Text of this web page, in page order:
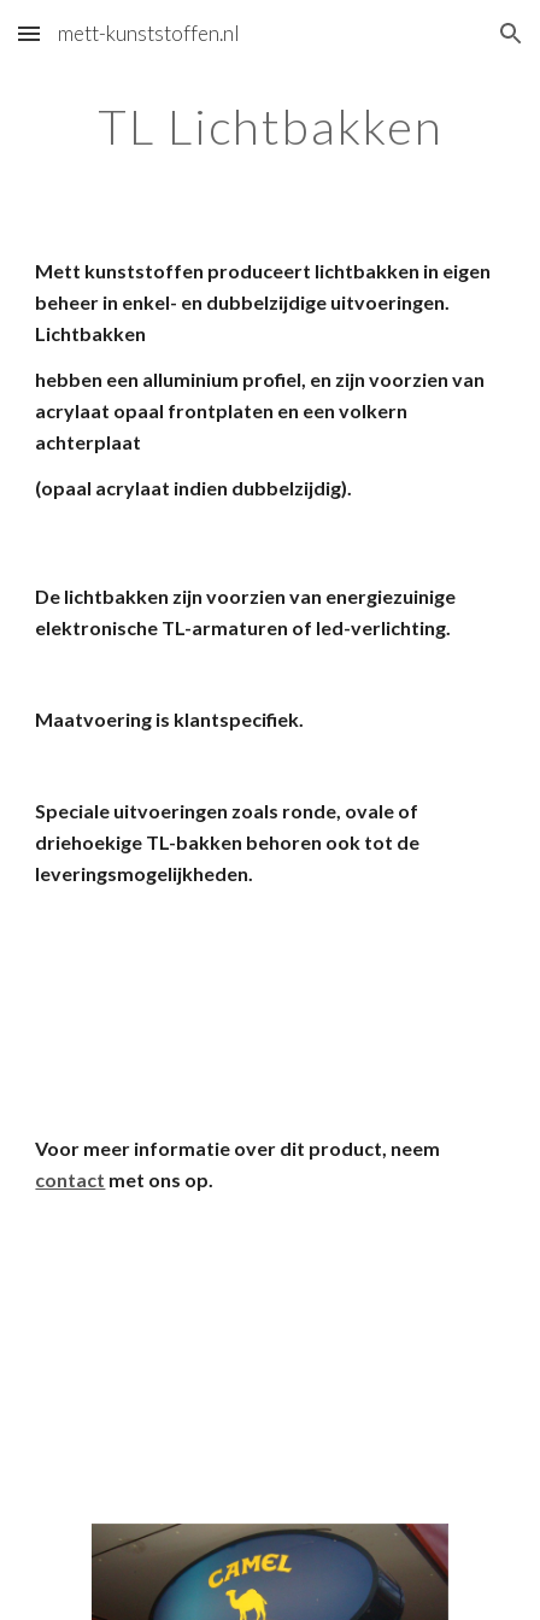
Skip to main content Skip to navigation
mett-kunststoffen.nl
TL Lichtbakken
Mett kunststoffen produceert lichtbakken in eigen
beheer in enkel- en dubbelzijdige uitvoeringen.
Lichtbakken
hebben een alluminium profiel, en zijn voorzien van
acrylaat opaal frontplaten en een volkern
achterplaat
(opaal acrylaat indien dubbelzijdig).
De lichtbakken zijn voorzien van energiezuinige
elektronische TL-armaturen of led-verlichting.
Maatvoering is klantspecifiek.
Speciale uitvoeringen zoals ronde, ovale of
driehoekige TL-bakken behoren ook tot de
leveringsmogelijkheden.
Voor meer informatie over dit product, neem
contact met ons op.